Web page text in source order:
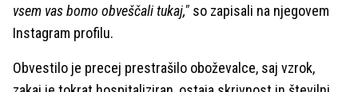
vsem vas bomo obveščali tukaj," so zapisali na njegovem
Instagram profilu.
Obvestilo je precej prestrašilo oboževalce, saj vzrok,